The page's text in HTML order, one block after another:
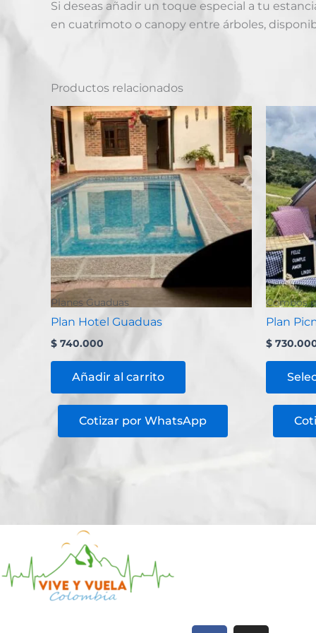
Si deseas añadir un toque especial a tu
en cuatrimoto o canopy entre árboles,
Productos relacionados
Planes Guaduas
Plan Hotel Guaduas
$ 740.000
Añadir al carrito
Cotizar por WhatsApp
Combos
Plan
$